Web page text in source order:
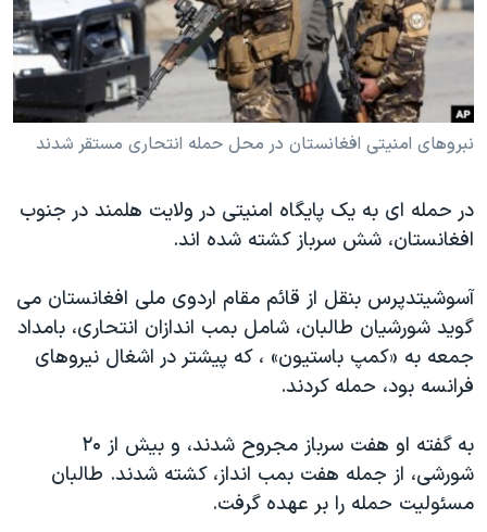
فرهنگ و زندگی
حقوق شهروندی
اقتصادی
علم و فناوری
گالری عکس
آرشیو پخش زنده
مستندها
انتخابات ریاست جمهوری آمریکا ۲۰۲۴
حمله جمهوری اسلامی به اسرائیل
رمز مهسا
اعتراضات زن، زندگی، آزادی
مجموعه مستندهای دادخواهی
تریبونال مردمی آبان ۹۸
دادگاه حمید نوری
چهل سال گروگان‌گیری
اعتراضات مردمی آبان ۹۸
اسرائیل در جنگ
دنبال کنید
نبروهای امنیتی افغانستان در محل حمله انتحاری مستقر شدند
در حمله ای به یک پایگاه امنیتی در ولایت هلمند در جنوب
افغانستان، شش سرباز کشته شده اند.
آسوشیتدپرس بنقل از قائم مقام اردوی ملی افغانستان می
گوید شورشیان طالبان، شامل بمب اندازان انتحاری، بامداد
جمعه به «کمپ باستیون» ، که پیشتر در اشغال نیروهای
فرانسه بود، حمله کردند.
به گفته او هفت سرباز مجروح شدند، و بیش از ۲۰
شورشی، از جمله هفت بمب انداز، کشته شدند. طالبان
مسئولیت حمله را بر عهده گرفت.